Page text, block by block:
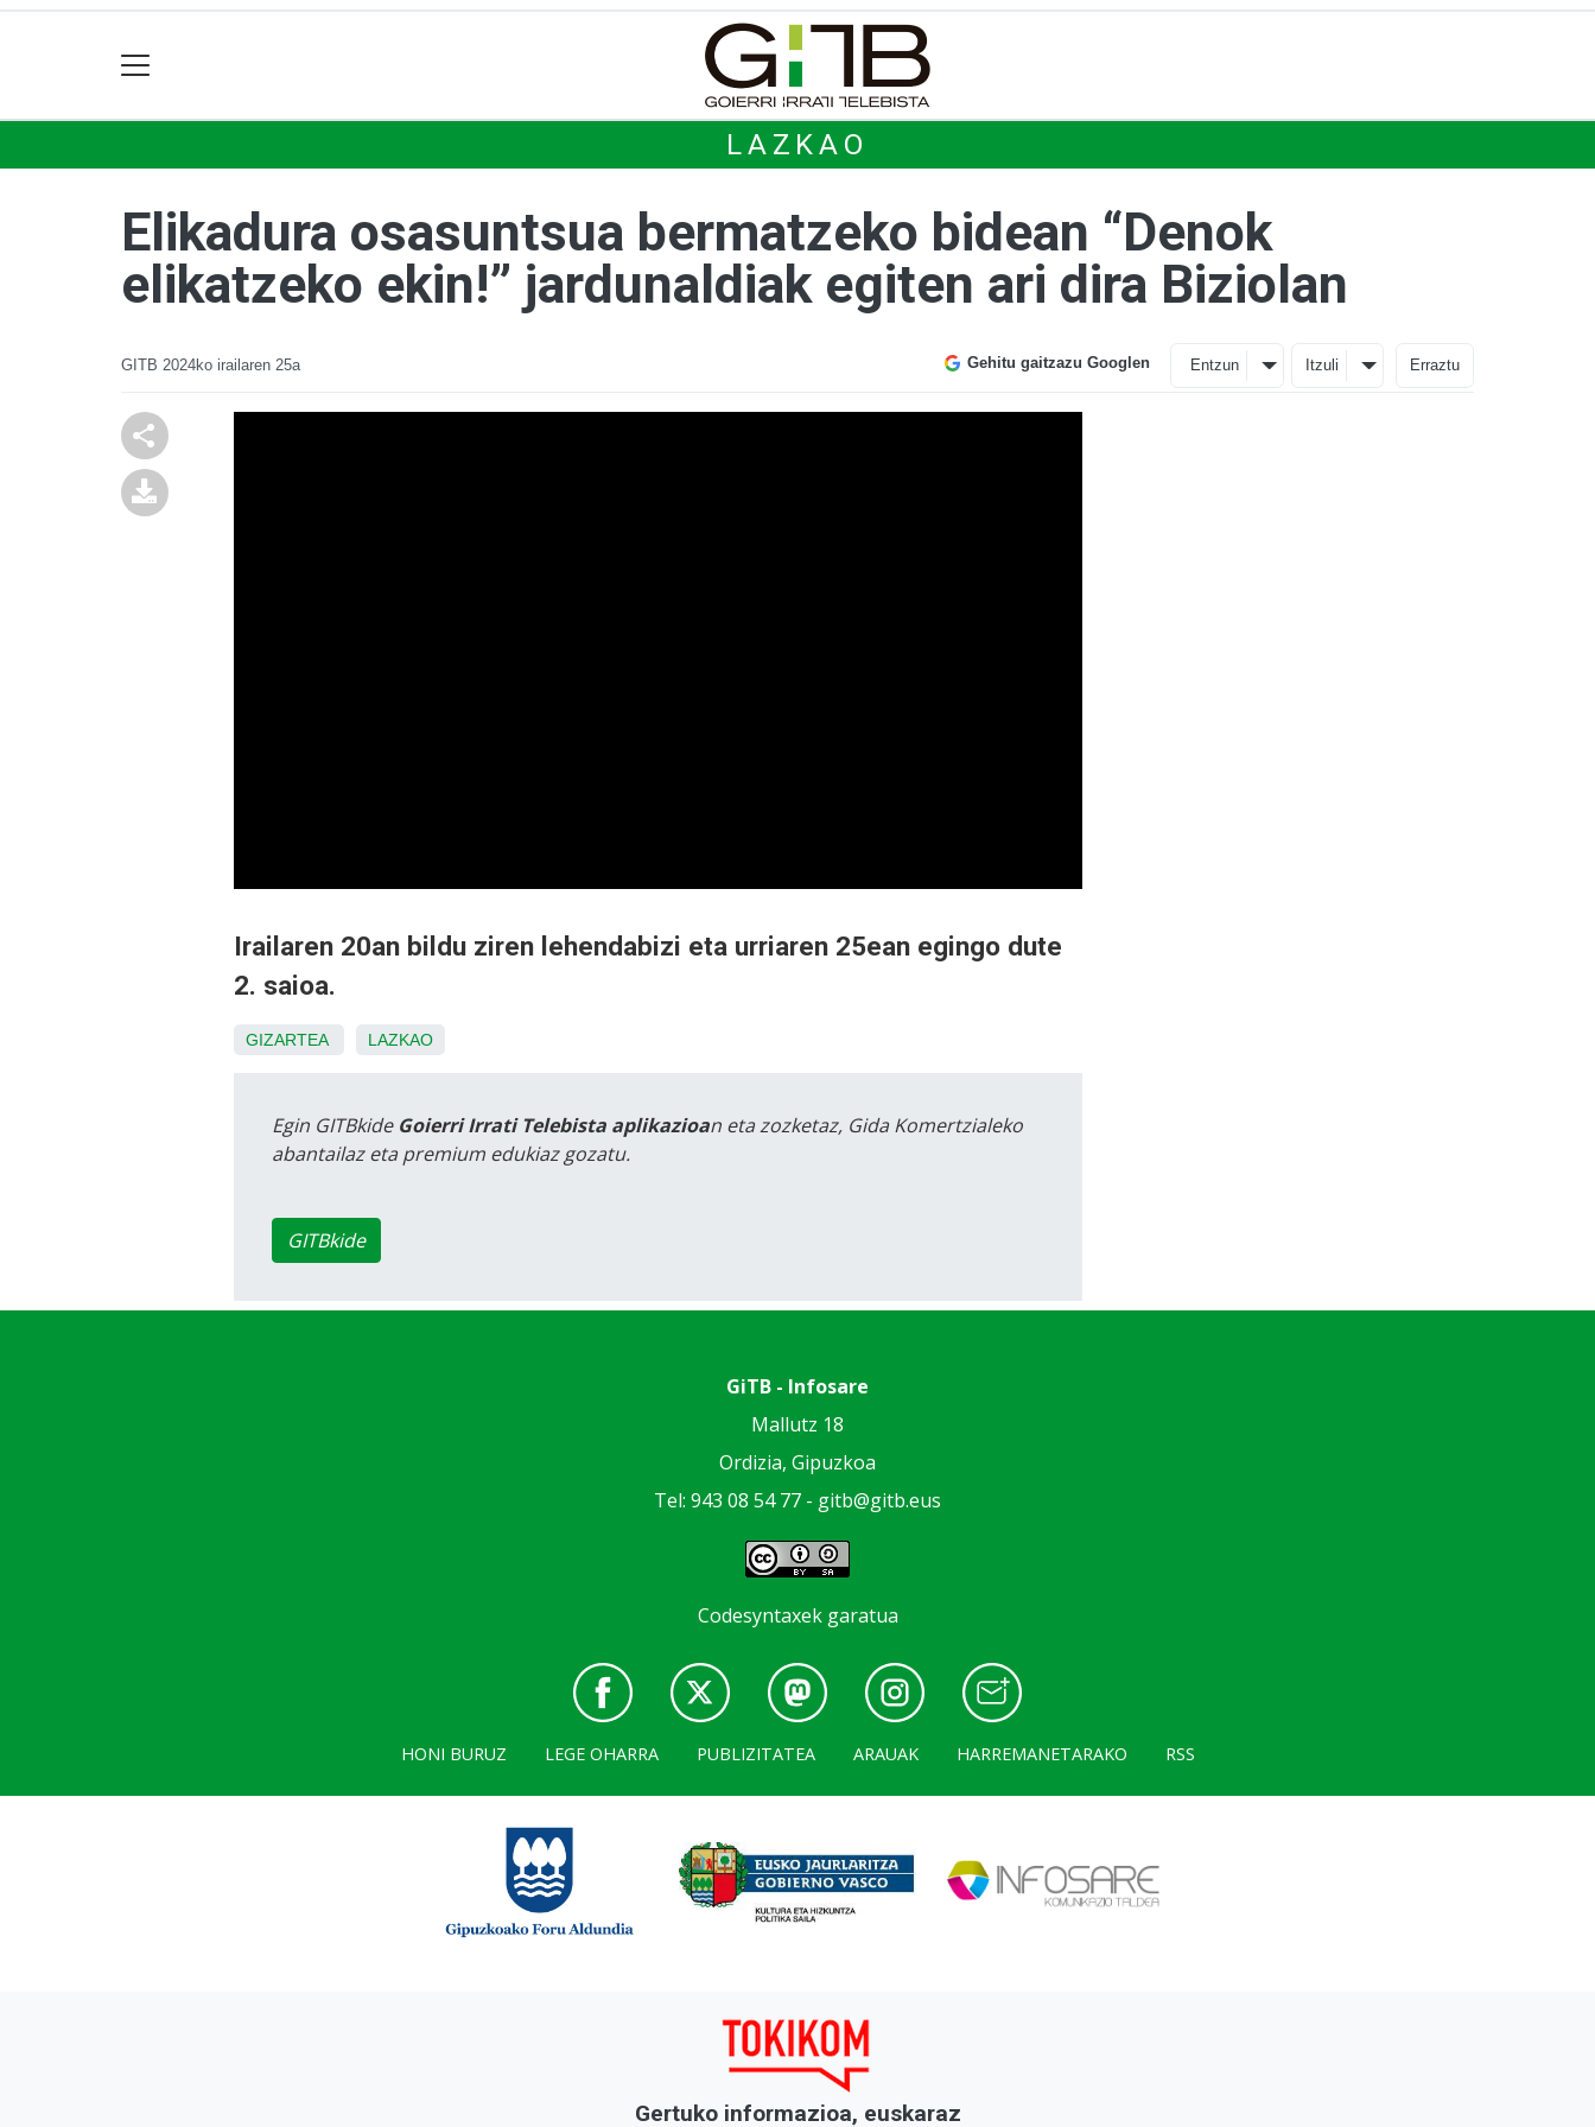
LAZKAO
Elikadura osasuntsua bermatzeko bidean “Denok
elikatzeko ekin!” jardunaldiak egiten ari dira Biziolan
GITB 2024ko irailaren 25a Gehitu gaitzazu Googlen Entzun Itzuli Erraztu
Irailaren 20an bildu ziren lehendabizi eta urriaren 25ean egingo dute
2. saioa.
GIZARTEA LAZKAO
Egin GITBkide Goierri Irrati Telebista aplikazioan eta zozketaz, Gida Komertzialeko
abantailaz eta premium edukiaz gozatu.
GITBkide
GiTB - Infosare
Mallutz 18
Ordizia, Gipuzkoa
Tel: 943 08 54 77 - gitb@gitb.eus
Codesyntaxek garatua
HONI BURUZ LEGE OHARRA PUBLIZITATEA ARAUAK HARREMANETARAKO RSS
Gertuko informazioa, euskaraz